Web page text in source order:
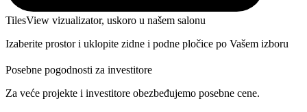
TilesView vizualizator, uskoro u našem salonu
Izaberite prostor i uklopite zidne i podne pločice po Vašem izboru
Posebne pogodnosti za investitore
Za veće projekte i investitore obezbeđujemo posebne cene.